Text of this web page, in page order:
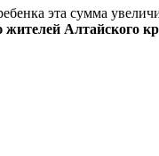
эта сумма
Алтайского